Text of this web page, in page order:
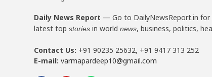
Daily News Report — Go to DailyNewsReport.in for
latest top stories in world news, business, politics,
Contact Us: +91 90235 25632, +91 9417 313 252
E-mail: varmapardeep10@gmail.com